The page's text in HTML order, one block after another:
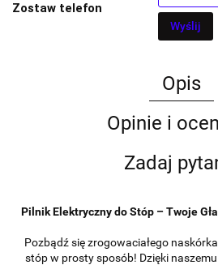
Zostaw telefon
Wyślij
Opis
Opinie i
Zadaj
Pilnik Elektryczny do Stóp – Twoje
Pozbądź się zrogowaciałego
stóp w prosty sposób! Dzięki